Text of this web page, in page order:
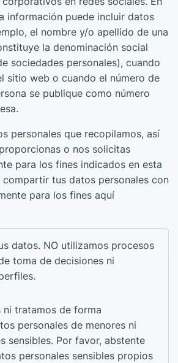
información puede incluir datos
el nombre y/o apellido de una
la denominación social
sociedades personales), cuando
sitio web o cuando el número de
se publique como número
personales que recopilamos, así
o nos solicitas
para los fines indicados en esta
compartir tus datos personales con
para los fines aquí
datos. NO utilizamos procesos
toma de decisiones ni
ni tratamos de forma
personales de menores ni
sensibles. Por favor, abstente
personales sensibles propios